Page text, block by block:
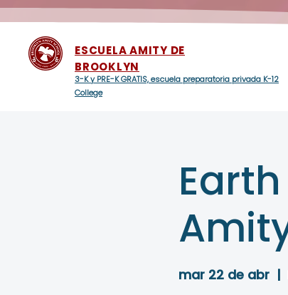
ESCUELA AMITY DE
BROOKLYN
3-K y PRE-K GRATIS, escuela preparatoria privada K-12
College
mar 22 de abr
  |